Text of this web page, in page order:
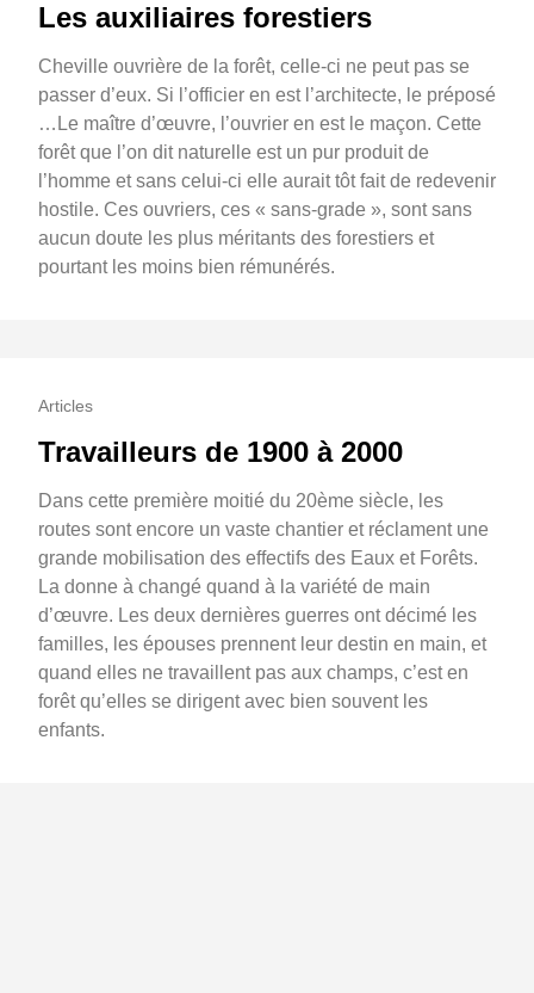
Les auxiliaires forestiers
Cheville ouvrière de la forêt, celle-ci ne peut pas se
passer d’eux. Si l’officier en est l’architecte, le préposé
…Le maître d’œuvre, l’ouvrier en est le maçon. Cette
forêt que l’on dit naturelle est un pur produit de
l’homme et sans celui-ci elle aurait tôt fait de redevenir
hostile. Ces ouvriers, ces « sans-grade », sont sans
aucun doute les plus méritants des forestiers et
pourtant les moins bien rémunérés.
Articles
Travailleurs de 1900 à 2000
Dans cette première moitié du 20ème siècle, les
routes sont encore un vaste chantier et réclament une
grande mobilisation des effectifs des Eaux et Forêts.
La donne à changé quand à la variété de main
d’œuvre. Les deux dernières guerres ont décimé les
familles, les épouses prennent leur destin en main, et
quand elles ne travaillent pas aux champs, c’est en
forêt qu’elles se dirigent avec bien souvent les
enfants.